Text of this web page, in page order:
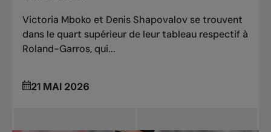
Victoria Mboko et Denis Shapovalov se trouvent
dans le quart supérieur de leur tableau respectif à
Roland-Garros, qui...
21 MAI 2026